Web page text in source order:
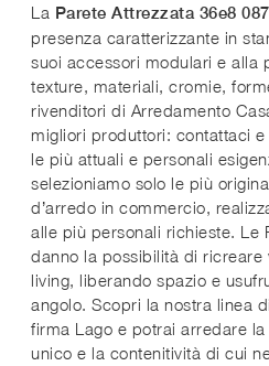
La Parete Attrezzata 36e8
presenza caratterizzante in
suoi accessori modulari e alla
texture, materiali, cromie,
rivenditori di Arredamento
migliori produttori: contattaci
le più attuali e personali
selezioniamo solo le più
d’arredo in commercio,
alle più personali richieste. Le
danno la possibilità di ricreare
living, liberando spazio e
angolo. Scopri la nostra linea
firma Lago e potrai arredare
unico e la contenitività di cui